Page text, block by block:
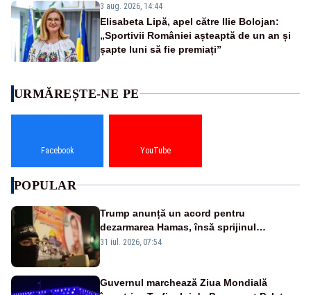
3 aug. 2026, 14:44
Elisabeta Lipă, apel către Ilie Bolojan:
„Sportivii României așteaptă de un an și
șapte luni să fie premiați”
URMĂREȘTE-NE PE
Facebook YouTube
POPULAR
Trump anunță un acord pentru
dezarmarea Hamas, însă sprijinul
Israelului rămâne incert
31 iul. 2026, 07:54
Guvernul marchează Ziua Mondială